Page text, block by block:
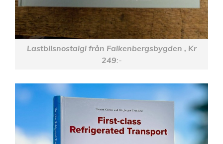
Lastbilsnostalgi från Falkenbergsbygden , Kr
249:-